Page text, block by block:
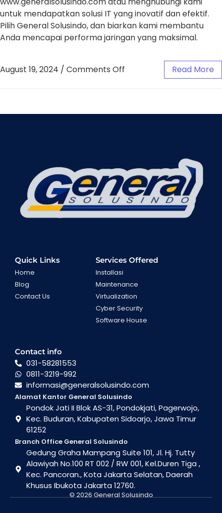
untuk mendapatkan solusi IT yang inovatif dan efektif.
Pilih General Solusindo, dan biarkan kami membantu
Anda mencapai performa jaringan yang maksimal.
August 19, 2024 / Comments Off Read More
Quick Links
Home
Blog
Contact Us
Services Offered
Installasi
Maintenance
Virtualization
Cyber Security
Software House
Contact info
031-58281553
0811-3219-992
informasi@generalsolusindo.com
Alamat Kantor General Solusindo
Pondok Jati II Blok AS-31, Pondokjati, Pagerwojo,
Kec. Buduran, Kabupaten Sidoarjo, Jawa Timur
61252
Branch Office General Solusindo
Gedung Graha Mampang Suite 101, Jl. Hj. Tutty
Alawiyah No.100 RT 002 / RW 001, Kel.Duren Tiga ,
Kec. Pancoran., Kota Jakarta Selatan, Daerah
Khusus Ibukota Jakarta 12760.
© 2026 General Solusindo